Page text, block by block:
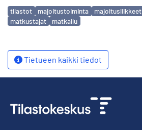
Avainsanat
tilastot majoitustoiminta majoitusliikkeet
matkustajat
matkailu
Tietueen kaikki tiedot